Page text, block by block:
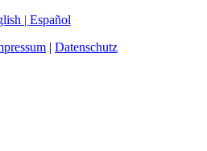
| Español
| Datenschutz